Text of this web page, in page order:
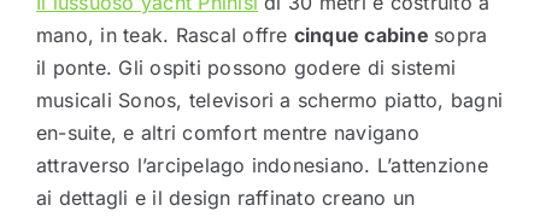
mano, in teak. Rascal offre cinque cabine sopra
il ponte. Gli ospiti possono godere di sistemi
musicali Sonos, televisori a schermo piatto, bagni
en-suite, e altri comfort mentre navigano
attraverso l’arcipelago indonesiano. L’attenzione
ai dettagli e il design raffinato creano un